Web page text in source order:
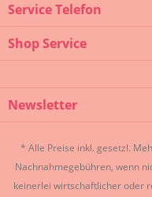
Service Telefon
Shop Service
Newsletter
* Alle Preise inkl. gesetzl.
Nachnahmegebühren, wenn
keinerlei wirtschaftlicher oder